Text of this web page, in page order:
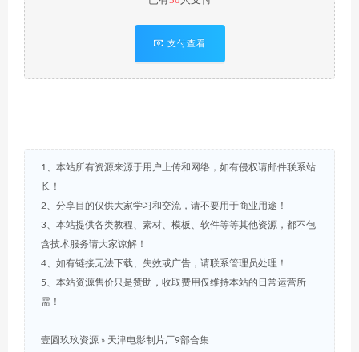
支付查看
1、本站所有资源来源于用户上传和网络，如有侵权请邮件联系站
长！
2、分享目的仅供大家学习和交流，请不要用于商业用途！
3、本站提供各类教程、素材、模板、软件等等其他资源，都不包
含技术服务请大家谅解！
4、如有链接无法下载、失效或广告，请联系管理员处理！
5、本站资源售价只是赞助，收取费用仅维持本站的日常运营所
需！
壹圆玖玖资源 » 天津电影制片厂9部合集